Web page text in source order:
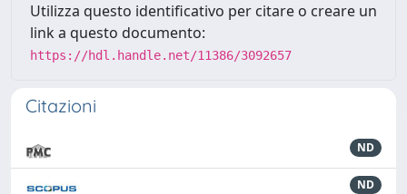
Utilizza questo identificativo per citare o creare un
link a questo documento:
https://hdl.handle.net/11386/3092657
Citazioni
ND
ND